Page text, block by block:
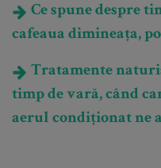
Ce spune despre
cafeaua dimineața,
Tratamente
timp de vară, când
aerul condiționat ne